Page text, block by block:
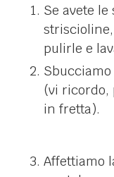
Se avete
pulirle e
(vi ricordo,
in fretta).
Affettiamo